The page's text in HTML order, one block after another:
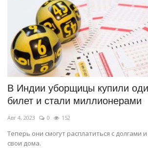
В Индии уборщицы купили
билет и стали миллионерами
Авг 4, 2023 0 152
Теперь они смогут расплатиться с долгами
свои дома.